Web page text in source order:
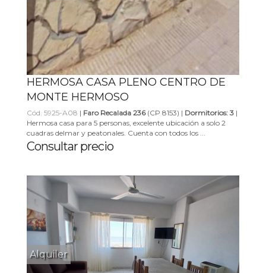
HERMOSA CASA PLENO CENTRO DE
MONTE HERMOSO
Cód. 5925-A08 | Faro Recalada 236(CP 8153) | Dormitorios: 3 |
Hermosa casa para 5 personas, excelente ubicación a solo 2
cuadras delmar y peatonales. Cuenta con todos los ...
Consultar precio
Alquiler